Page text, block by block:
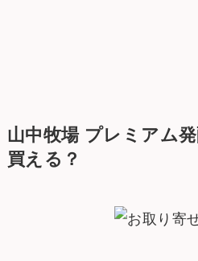
山中牧場 プレミアム
買える？